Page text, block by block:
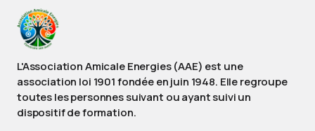
L'Association Amicale Energies (AAE) est une
association loi 1901 fondée en juin 1948. Elle regroupe
toutes les personnes suivant ou ayant suivi un
dispositif de formation.